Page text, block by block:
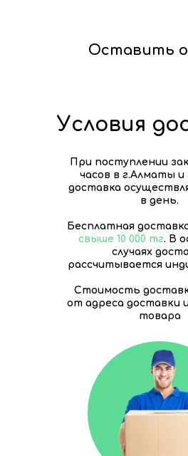
Оставить
При поступлении
часов в г.Алматы и
доставка
в день.
Бесплатная
свыше 10 000 тг. В
случаях
рассчитывается
Стоимость
от адреса доставки
товара
Условия